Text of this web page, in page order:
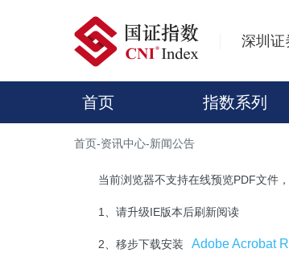
深圳证
首页 指数系列
首页-资讯中心-新闻公告
当前浏览器不支持在线预览PDF文件
1、请升级IE版本后刷新阅读
2、移步下载安装 Adobe Acrobat